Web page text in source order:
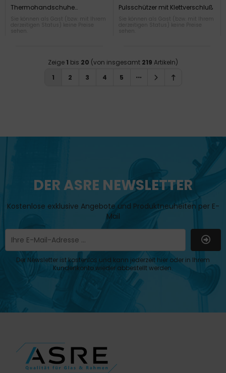
Schnittgrip
Thermohandschuhe
Sie können als Gast (bzw. mit Ihrem
derzeitigen Status) keine Preise
Klettverschluss
Pulsschützer mit Klettverschluß
Sie können als Gast (bzw. mit Ihrem
derzeitigen Status) keine Preise
Zeige 1 bis 20 (von insgesamt 219 Artikeln)
1
2 3 4 5
DER ASRE NEWSLETTER
Kostenlose exklusive Angebote und Produktneuheiten per E-
Mail
Der Newsletter ist kostenlos und kann jederzeit hier oder in Ihrem
Kundenkonto wieder abbestellt werden.